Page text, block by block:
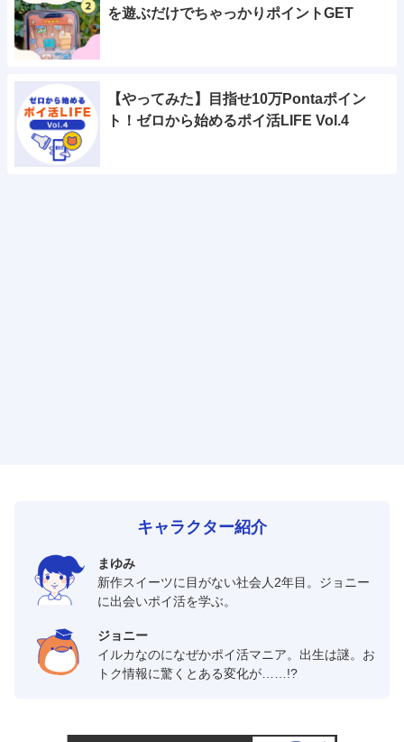
を遊ぶだけでちゃっかりポイントGET
【やってみた】目指せ10万Pontaポイン
ト！ゼロから始めるポイ活LIFE Vol.4
キャラクター紹介
まゆみ
新作スイーツに目がない社会人2年目。ジョニー
に出会いポイ活を学ぶ。
ジョニー
イルカなのになぜかポイ活マニア。出生は謎。お
トク情報に驚くとある変化が……!?